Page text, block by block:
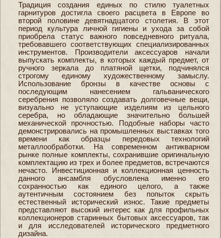
Традиция создания единых по стилю туалетных
гарнитуров достигла своего расцвета в Европе во
второй половине девятнадцатого столетия. В этот
период культура личной гигиены и ухода за собой
приобрела статус важного повседневного ритуала,
требовавшего соответствующих специализированных
инструментов. Производители аксессуаров начали
выпускать комплекты, в которых каждый предмет, от
ручного зеркала до платяной щетки, подчинялся
строгому единому художественному замыслу.
Использование бронзы в качестве основы с
последующим нанесением гальванического
серебрения позволяло создавать долговечные вещи,
визуально не уступающие изделиям из цельного
серебра, но обладающие значительно большей
механической прочностью. Подобные наборы часто
демонстрировались на промышленных выставках того
времени как образцы передовых технологий
металлообработки. На современном антикварном
рынке полные комплекты, сохранившие оригинальную
комплектацию из трех и более предметов, встречаются
нечасто. Инвестиционная и коллекционная ценность
данного ансамбля обусловлена именно его
сохранностью как единого целого, а также
аутентичным состоянием без попыток скрыть
естественный исторический износ. Такие предметы
представляют высокий интерес как для профильных
коллекционеров старинных бытовых аксессуаров, так
и для исследователей исторического предметного
дизайна.